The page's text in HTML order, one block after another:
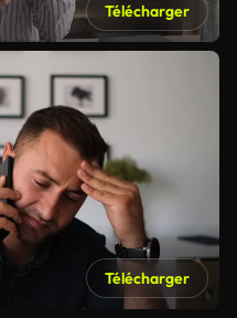
Télécharger
Télécharger